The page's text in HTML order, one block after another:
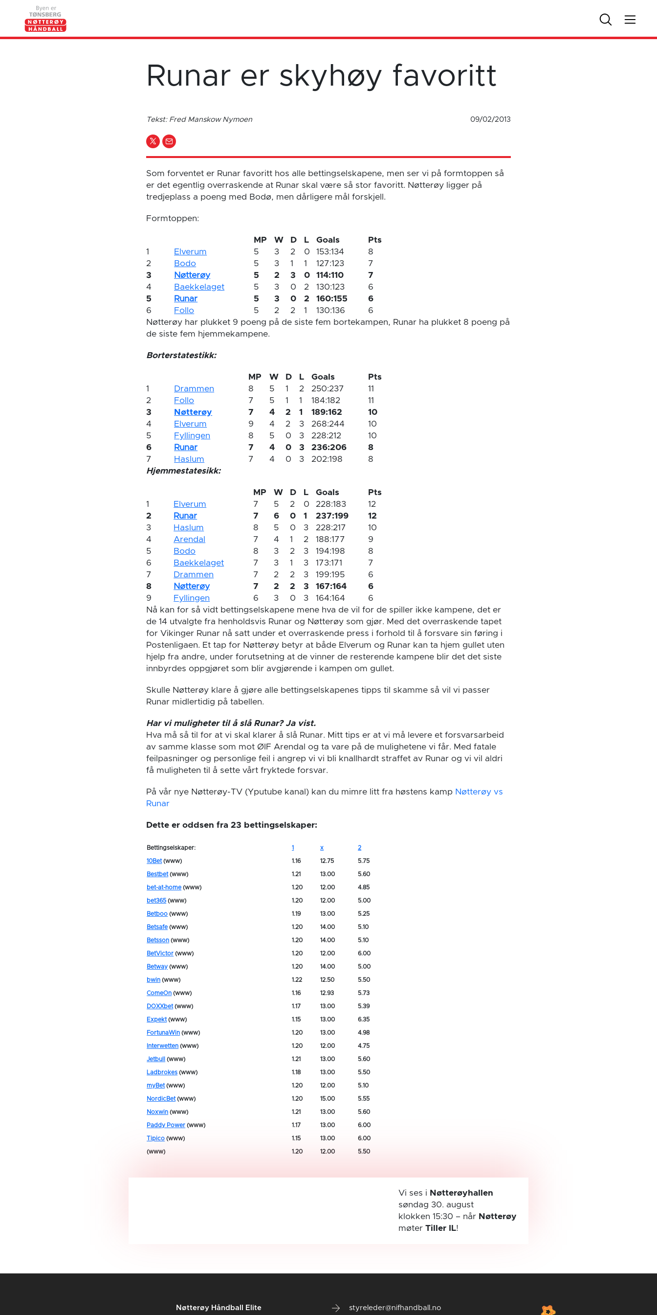
Runar er skyhøy favoritt
Tekst: Fred Manskow Nymoen 09/02/2013
Som forventet er Runar favoritt hos alle bettingselskapene, men ser vi på formtoppen så
er det egentlig overraskende at Runar skal være så stor favoritt. Nøtterøy ligger på
tredjeplass a poeng med Bodø, men dårligere mål forskjell.
Formtoppen:
MP W D L Goals
Pts
1
Elverum 5 3 2 0 153:134
8
2
Bodo 5 3 1 1 127:123
7
3
Nøtterøy 5 2 3 0 114:110
7
4
Baekkelaget 5 3 0 2 130:123
6
5
Runar 5 3 0 2 160:155
6
6
Follo 5 2 2 1 130:136
6
Nøtterøy har plukket 9 poeng på de siste fem bortekampen, Runar ha plukket 8 poeng på
de siste fem hjemmekampene.
Borterstatestikk:
MP W D L Goals
Pts
1
Drammen 8 5 1 2 250:237
11
2
Follo 7 5 1 1 184:182
11
3
Nøtterøy 7 4 2 1 189:162
10
4
Elverum 9 4 2 3 268:244
10
5
Fyllingen 8 5 0 3 228:212
10
6
Runar 7 4 0 3 236:206
8
7
Haslum 7 4 0 3 202:198
8
Hjemmestatesikk:
MP W D L Goals
Pts
1
Elverum 7 5 2 0 228:183
12
2
Runar 7 6 0 1 237:199
12
3
Haslum 8 5 0 3 228:217
10
4
Arendal 7 4 1 2 188:177
9
5
Bodo 8 3 2 3 194:198
8
6
Baekkelaget 7 3 1 3 173:171
7
7
Drammen 7 2 2 3 199:195
6
8
Nøtterøy 7 2 2 3 167:164
6
9
Fyllingen 6 3 0 3 164:164
6
Nå kan for så vidt bettingselskapene mene hva de vil for de spiller ikke kampene, det er
de 14 utvalgte fra henholdsvis Runar og Nøtterøy som gjør. Med det overraskende tapet
for Vikinger Runar nå satt under et overraskende press i forhold til å forsvare sin føring i
Postenligaen. Et tap for Nøtterøy betyr at både Elverum og Runar kan ta hjem gullet uten
hjelp fra andre, under forutsetning at de vinner de resterende kampene blir det det siste
innbyrdes oppgjøret som blir avgjørende i kampen om gullet.
Skulle Nøtterøy klare å gjøre alle bettingselskapenes tipps til skamme så vil vi passer
Runar midlertidig på tabellen.
Har vi muligheter til å slå Runar? Ja vist.
Hva må så til for at vi skal klarer å slå Runar. Mitt tips er at vi må levere et forsvarsarbeid
av samme klasse som mot ØIF Arendal og ta vare på de mulighetene vi får. Med fatale
feilpasninger og personlige feil i angrep vi vi bli knallhardt straffet av Runar og vi vil aldri
få muligheten til å sette vårt fryktede forsvar.
På vår nye Nøtterøy-TV (Yputube kanal) kan du mimre litt fra høstens kamp Nøtterøy vs
Runar
Dette er oddsen fra 23 bettingselskaper:
Bettingselskaper: 1 x 2
10Bet(www) 1.16 12.75 5.75
Bestbet(www) 1.21 13.00 5.60
bet-at-home (www) 1.20 12.00 4.85
bet365 (www) 1.20 12.00 5.00
Betboo (www) 1.19 13.00 5.25
Betsafe (www) 1.20 14.00 5.10
Betsson (www) 1.20 14.00 5.10
BetVictor (www) 1.20 12.00 6.00
Betway (www) 1.20 14.00 5.00
bwin (www) 1.22 12.50 5.50
ComeOn (www) 1.16 12.93 5.73
DOXXbet(www) 1.17 13.00 5.39
Expekt(www) 1.15 13.00 6.35
FortunaWin (www) 1.20 13.00 4.98
Interwetten (www) 1.20 12.00 4.75
Jetbull (www) 1.21 13.00 5.60
Ladbrokes (www) 1.18 13.00 5.50
myBet(www) 1.20 12.00 5.10
NordicBet(www) 1.20 15.00 5.55
Noxwin (www) 1.21 13.00 5.60
Paddy Power (www) 1.17 13.00 6.00
Tipico (www) 1.15 13.00 6.00
(www) 1.20 12.00 5.50
Vi ses i Nøtterøyhallen
søndag 30. august
klokken 15:30 – når Nøtterøy
møterTiller IL!
Nøtterøy Håndball Elite styreleder@nifhandball.no